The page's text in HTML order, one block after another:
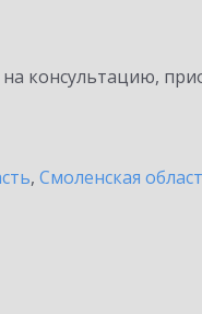
консультацию,
, Смоленская